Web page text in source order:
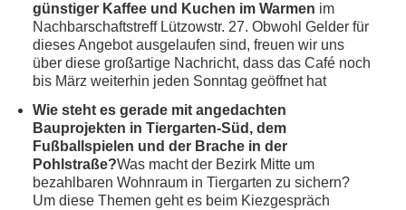
günstiger Kaffee und Kuchen im Warmen im
Nachbarschaftstreff Lützowstr. 27. Obwohl Gelder für
dieses Angebot ausgelaufen sind, freuen wir uns
über diese großartige Nachricht, dass das Café noch
bis März weiterhin jeden Sonntag geöffnet hat
Wie steht es gerade mit angedachten
Bauprojekten in Tiergarten-Süd, dem
Fußballspielen und der Brache in der
Pohlstraße?Was macht der Bezirk Mitte um
bezahlbaren Wohnraum in Tiergarten zu sichern?
Um diese Themen geht es beim Kiezgespräch